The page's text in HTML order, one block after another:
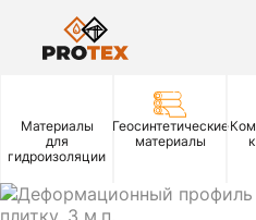
Материалы
для
гидроизоляции
Геосинтетические
материалы